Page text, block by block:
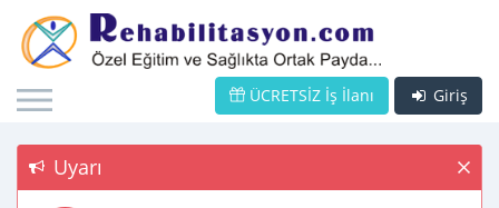
Giriş
ÜCRETSİZ İş İlanı
Uyarı